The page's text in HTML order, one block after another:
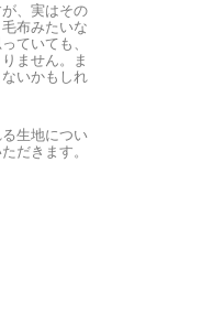
、実はその
布みたいな
ていても、
ません。ま
いかもしれ
生地につい
だきます。